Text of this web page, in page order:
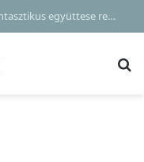
Kipróbáltad már ezt a rizses éjszakai krémet? – Házi kozmetikum a bársonyos bőrért